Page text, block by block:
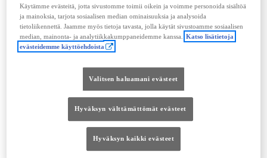
Ovet
Istuimet
7
Tavaratilan tilavuus
155L
Käytämme evästeitä, jotta sivustomme toimii oikein ja voimme personoida sisältöä
ja mainoksia, tarjota sosiaalisen median ominaisuuksia ja analysoida
tietoliikennettä. Jaamme myös tietoja tavasta, jolla käytät sivustoamme sosiaalisen
median, mainonta- ja analytiikkakumppaneidemme kanssa.
Katso lisätietoja
evästeidemme käyttöehdoista
Valitsen haluamani evästeet
Hyväksyn välttämättömät evästeet
Hyväksyn kaikki evästeet